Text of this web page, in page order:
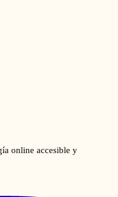
online accesible y